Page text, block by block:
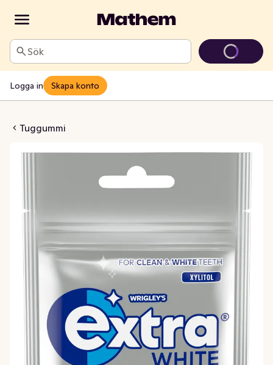
Sök
Logga in Skapa konto
Tuggummi
Sweet Mint Sockerfri